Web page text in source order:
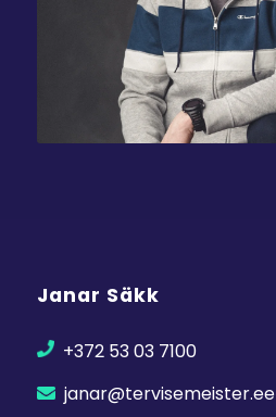
Janar Säkk
+372 53 03 7100
janar@tervisemeister.ee